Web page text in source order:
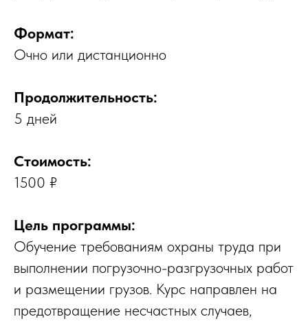
Формат:
Очно или дистанционно
Продолжительность:
5 дней
Стоимость:
1500 ₽
Цель программы:
Обучение требованиям охраны труда при
выполнении погрузочно-разгрузочных работ
и размещении грузов. Курс направлен на
предотвращение несчастных случаев,